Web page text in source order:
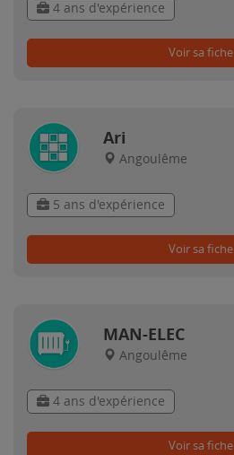
4 ans d'expérience
Voir sa fiche
Ari
Angoulême
5 ans d'expérience
Voir sa fiche
MAN-ELEC
Angoulême
4 ans d'expérience
Voir sa fiche